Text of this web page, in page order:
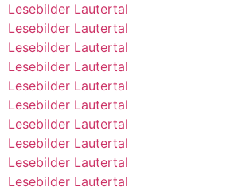
Lesebilder Lautertal
Lesebilder Lautertal
Lesebilder Lautertal
Lesebilder Lautertal
Lesebilder Lautertal
Lesebilder Lautertal
Lesebilder Lautertal
Lesebilder Lautertal
Lesebilder Lautertal
Lesebilder Lautertal